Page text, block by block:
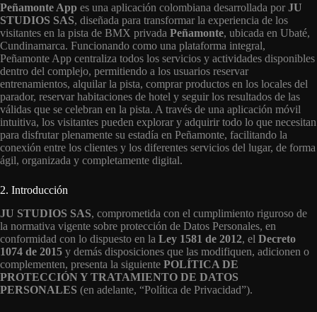
Peñamonte App es una aplicación colombiana desarrollada por JU
STUDIOS SAS, diseñada para transformar la experiencia de los
visitantes en la pista de BMX privada Peñamonte, ubicada en Ubaté,
Cundinamarca. Funcionando como una plataforma integral,
Peñamonte App centraliza todos los servicios y actividades disponibles
dentro del complejo, permitiendo a los usuarios reservar
entrenamientos, alquilar la pista, comprar productos en los locales del
parador, reservar habitaciones de hotel y seguir los resultados de las
válidas que se celebran en la pista. A través de una aplicación móvil
intuitiva, los visitantes pueden explorar y adquirir todo lo que necesitan
para disfrutar plenamente su estadía en Peñamonte, facilitando la
conexión entre los clientes y los diferentes servicios del lugar, de forma
ágil, organizada y completamente digital.
2. Introducción
JU STUDIOS SAS, comprometida con el cumplimiento riguroso de
la normativa vigente sobre protección de Datos Personales, en
conformidad con lo dispuesto en la Ley 1581 de 2012, el Decreto
1074 de 2015 y demás disposiciones que las modifiquen, adicionen o
complementen, presenta la siguiente POLÍTICA DE
PROTECCIÓN Y TRATAMIENTO DE DATOS
PERSONALES (en adelante, “Política de Privacidad”).